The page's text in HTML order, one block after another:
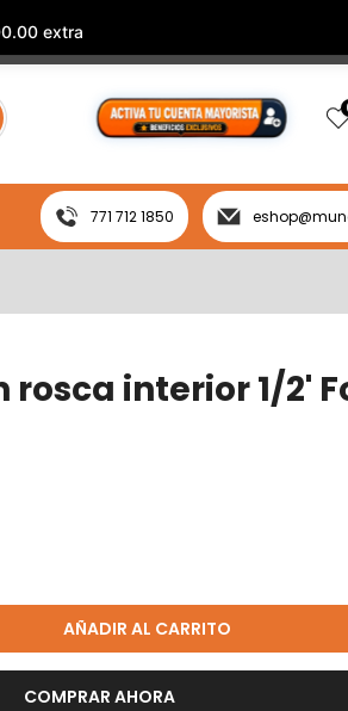
extra
771 712 1850
rosca interior 1/2'
AÑADIR AL CARRITO
COMPRAR AHORA